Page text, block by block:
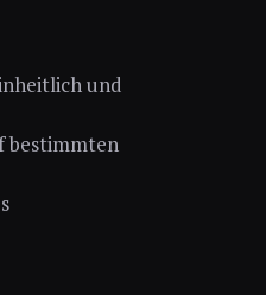
und
bestimmten